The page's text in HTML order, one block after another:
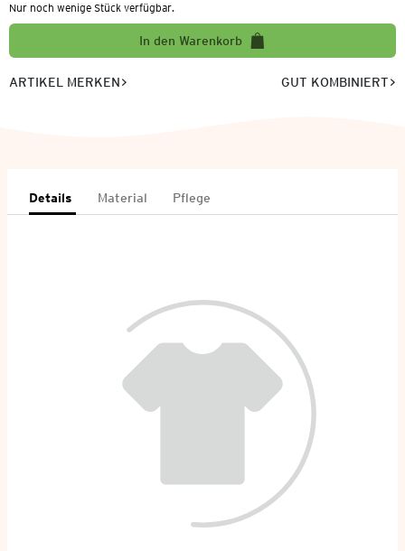
Nur noch wenige Stück verfügbar.
In den Warenkorb
ARTIKEL MERKEN GUT KOMBINIERT
Details Material Pflege